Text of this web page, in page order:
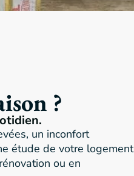
?
un inconfort
étude de votre logement
ou en